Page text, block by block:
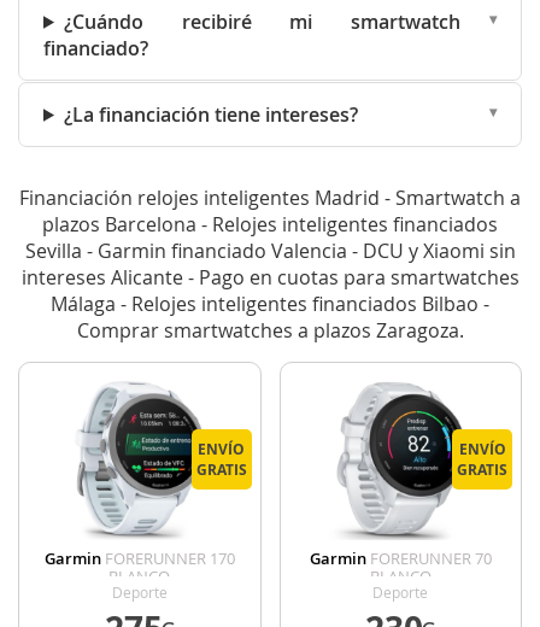
¿Cuándo recibiré mi smartwatch
financiado?
¿La financiación tiene intereses?
Financiación relojes inteligentes Madrid - Smartwatch a
plazos Barcelona - Relojes inteligentes financiados
Sevilla - Garmin financiado Valencia - DCU y Xiaomi sin
intereses Alicante - Pago en cuotas para smartwatches
Málaga - Relojes inteligentes financiados Bilbao -
Comprar smartwatches a plazos Zaragoza.
ENVÍO
GRATIS
Garmin FORERUNNER 170
BLANCO
Deporte
ENVÍO
GRATIS
Garmin FORERUNNER 70
BLANCO
Deporte